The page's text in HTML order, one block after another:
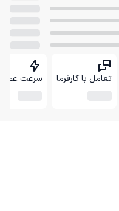
تعامل با کارفرما سرعت عمل